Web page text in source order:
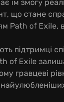
їм змогу
що стане
Path of Exile,
підтримці
of Exile
гравцеві